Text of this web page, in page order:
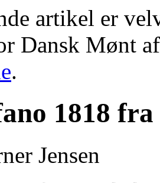
artikel er
Dansk Mønt
.
1818
Jensen